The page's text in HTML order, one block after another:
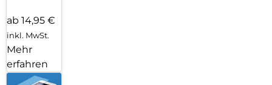
ab 14,95 €
inkl. MwSt.
Mehr
erfahren